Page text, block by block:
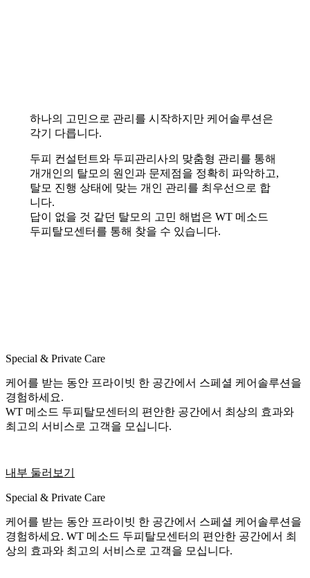
하나의 고민으로 관리를 시작하지만 케어솔루션은
각기 다릅니다.
두피 컨설턴트와 두피관리사의 맞춤형 관리를 통해
개개인의 탈모의 원인과 문제점을 정확히 파악하고,
탈모 진행 상태에 맞는 개인 관리를 최우선으로 합
니다.
답이 없을 것 같던 탈모의 고민 해법은 WT 메소드
두피탈모센터를 통해 찾을 수 있습니다.
Special & Private Care
케어를 받는 동안 프라이빗 한 공간에서 스페셜 케어솔루션을
경험하세요.
WT 메소드 두피탈모센터의 편안한 공간에서 최상의 효과와
최고의 서비스로 고객을 모십니다.
내부 둘러보기
Special & Private Care
케어를 받는 동안 프라이빗 한 공간에서 스페셜 케어솔루션을
경험하세요. WT 메소드 두피탈모센터의 편안한 공간에서 최
상의 효과와 최고의 서비스로 고객을 모십니다.